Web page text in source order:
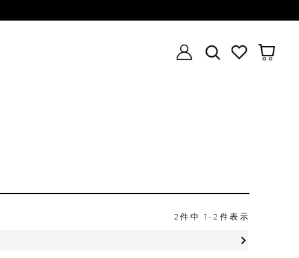
2件中 1 -2 件表示